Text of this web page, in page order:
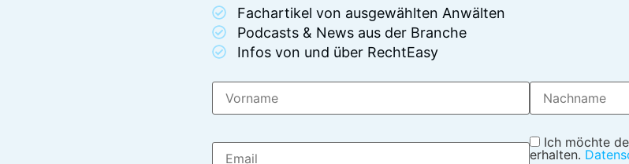
Fachartikel von ausgewählten Anwälten
Podcasts & News aus der Branche
Infos von und über RechtEasy
Ich möchte
erhalten.